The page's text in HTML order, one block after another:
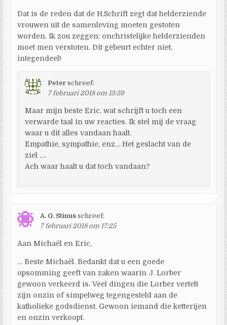
Dat is de reden dat de H.Schrift zegt dat helderziende
vrouwen uit de samenleving moeten gestoten
worden. Ik zou zeggen: onchristelijke helderzienden
moet men verstoten. Dit gebeurt echter niet,
integendeel!
Peter schreef:
7 februari 2018 om 13:59
Maar mijn beste Eric, wat schrijft u toch een
verwarde taal in uw reacties. Ik stel mij de vraag
waar u dit alles vandaan haalt.
Empathie, sympathie, enz… Het geslacht van de
ziel ….
Ach waar haalt u dat toch vandaan?
A. G. Stinus schreef:
7 februari 2018 om 17:25
Aan Michaël en Eric,
… Beste Michaël. Bedankt dat u een goede
opsomming geeft van zaken waarin J. Lorber
gewoon verkeerd is. Veel dingen die Lorber vertelt
zijn onzin of simpelweg tegengesteld aan de
katholieke godsdienst. Gewoon iemand die ketterijen
en onzin verkoopt.